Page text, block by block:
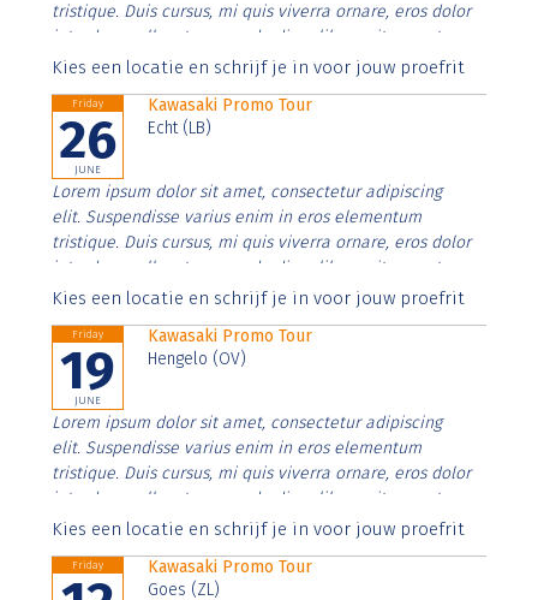
tristique. Duis cursus, mi quis viverra ornare, eros dolor
interdum nulla, ut commodo diam libero vitae erat.
Aenean faucibus nibh et justo cursus id rutrum lorem
Kies een locatie en schrijf je in voor jouw proefrit
Friday
26
JUNE
Kawasaki Promo Tour
Echt (LB)
Lorem ipsum dolor sit amet, consectetur adipiscing
elit. Suspendisse varius enim in eros elementum
tristique. Duis cursus, mi quis viverra ornare, eros dolor
interdum nulla, ut commodo diam libero vitae erat.
Aenean faucibus nibh et justo cursus id rutrum lorem
Kies een locatie en schrijf je in voor jouw proefrit
Friday
19
JUNE
Kawasaki Promo Tour
Hengelo (OV)
Lorem ipsum dolor sit amet, consectetur adipiscing
elit. Suspendisse varius enim in eros elementum
tristique. Duis cursus, mi quis viverra ornare, eros dolor
interdum nulla, ut commodo diam libero vitae erat.
Aenean faucibus nibh et justo cursus id rutrum lorem
Kies een locatie en schrijf je in voor jouw proefrit
Friday
Kawasaki Promo Tour
Goes (ZL)